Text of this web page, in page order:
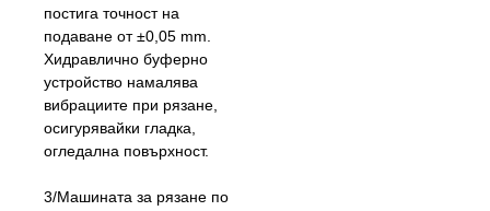
постига точност на
подаване от ±0,05 mm.
Хидравлично буферно
устройство намалява
вибрациите при рязане,
осигурявайки гладка,
огледална повърхност.
3/Машината за рязане по